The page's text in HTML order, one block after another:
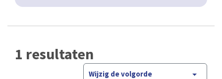
1 resultaten
Wijzig de volgorde